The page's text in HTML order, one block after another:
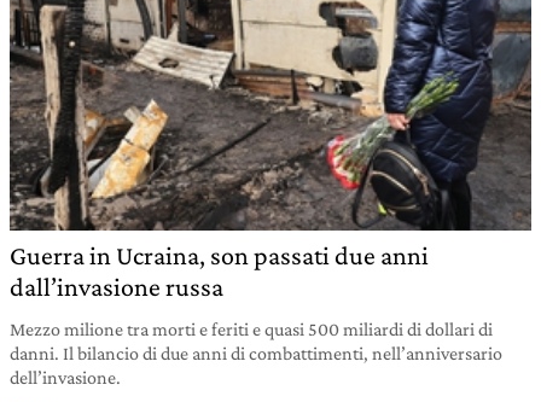
Guerra in Ucraina, son passati due anni
dall’invasione russa
Mezzo milione tra morti e feriti e quasi 500 miliardi di dollari di
danni. Il bilancio di due anni di combattimenti, nell’anniversario
dell’invasione.